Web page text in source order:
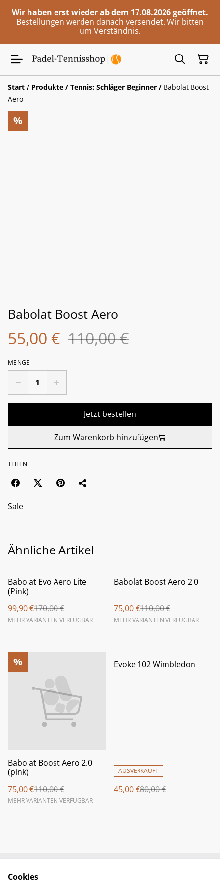
Wir haben erst wieder ab dem 17.08.2026 geöffnet.
Bestellungen werden danach versendet. Wir bitten
um Verständnis.
Start / Produkte / Tennis: Schläger Beginner / Babolat Boost
Aero
%
Babolat Boost Aero
55,00 € 110,00 €
MENGE
Jetzt bestellen
Zum Warenkorb hinzufügen
TEILEN
Sale
Ähnliche Artikel
%
Babolat Evo Aero Lite
(Pink)
99,90 €170,00 €
MEHR VARIANTEN VERFÜGBAR
%
Babolat Boost Aero 2.0
75,00 €110,00 €
MEHR VARIANTEN VERFÜGBAR
%
Babolat Boost Aero 2.0
(pink)
75,00 €110,00 €
MEHR VARIANTEN VERFÜGBAR
%
Evoke 102 Wimbledon
AUSVERKAUFT
45,00 €80,00 €
Cookies